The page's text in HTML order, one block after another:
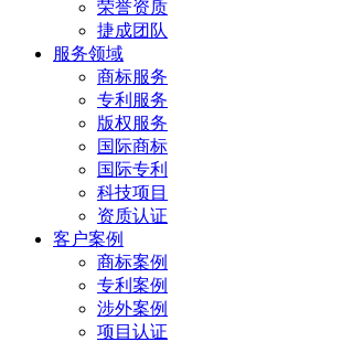
荣誉资质
捷成团队
服务领域
商标服务
专利服务
版权服务
国际商标
国际专利
科技项目
资质认证
客户案例
商标案例
专利案例
涉外案例
项目认证